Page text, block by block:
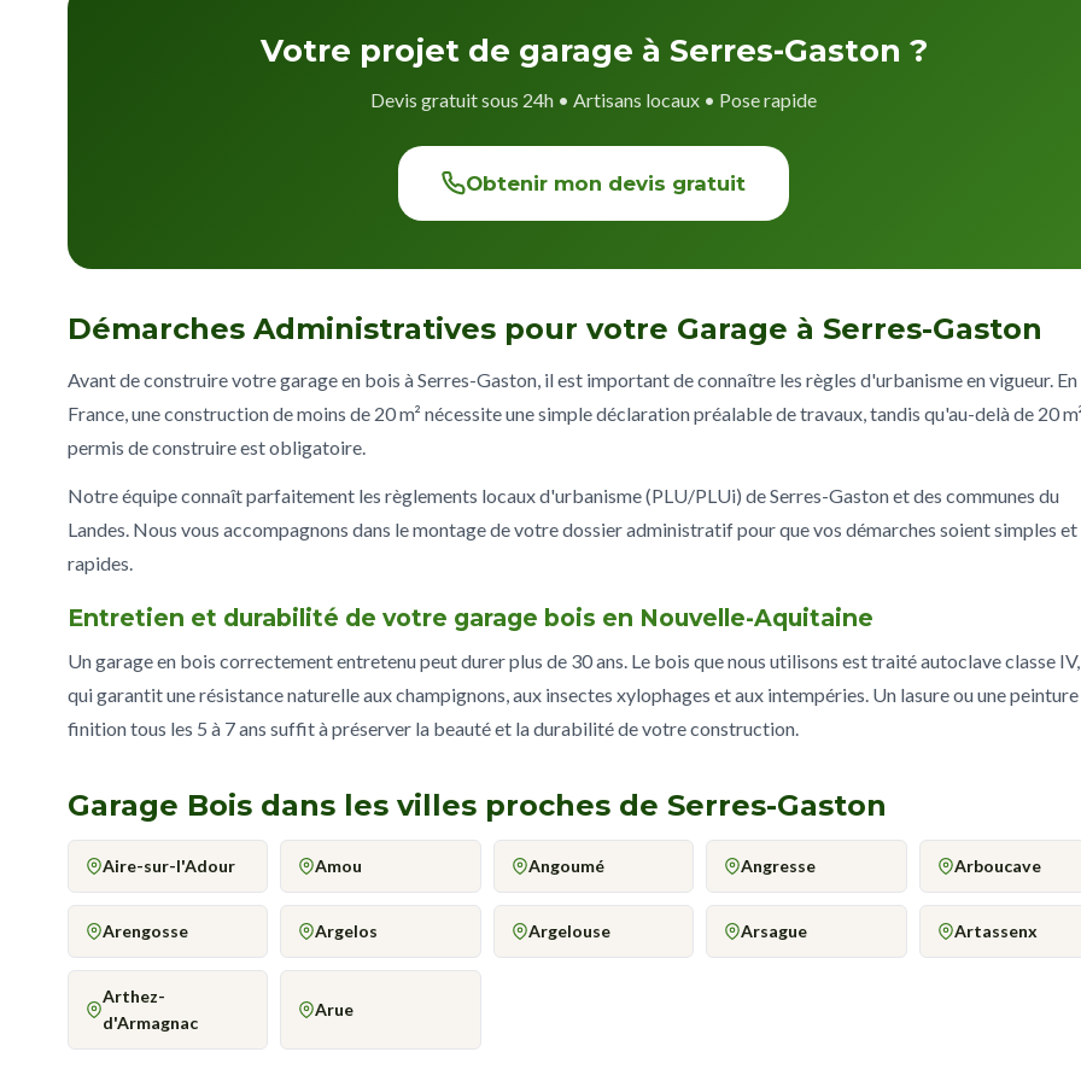
Votre projet de garage à Serres-Gaston ?
Devis gratuit sous 24h • Artisans locaux • Pose rapide
Obtenir mon devis gratuit
Démarches Administratives pour votre Garage à Serres-Gaston
Avant de construire votre garage en bois à Serres-Gaston, il est important de connaître les règles d'urbanisme en vigueur. En
France, une construction de moins de 20 m² nécessite une simple déclaration préalable de travaux, tandis qu'au-delà de 20
permis de construire est obligatoire.
Notre équipe connaît parfaitement les règlements locaux d'urbanisme (PLU/PLUi) de Serres-Gaston et des communes du
Landes. Nous vous accompagnons dans le montage de votre dossier administratif pour que vos démarches soient simples et
rapides.
Entretien et durabilité de votre garage bois en Nouvelle-Aquitaine
Un garage en bois correctement entretenu peut durer plus de 30 ans. Le bois que nous utilisons est traité autoclave classe
qui garantit une résistance naturelle aux champignons, aux insectes xylophages et aux intempéries. Un lasure ou une
finition tous les 5 à 7 ans suffit à préserver la beauté et la durabilité de votre construction.
Garage Bois dans les villes proches de Serres-Gaston
Aire-sur-l'Adour Amou Angoumé Angresse Arboucave
Arengosse Argelos Argelouse Arsague Artassenx
Arthez-
d'Armagnac
Arue